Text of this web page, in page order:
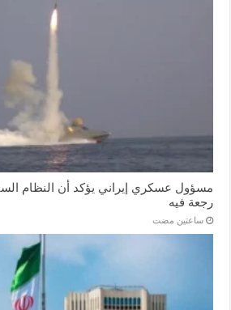
مسؤول عسكري إيراني يؤكد أن النظام
رجعة فيه
‏ساعتين مضت